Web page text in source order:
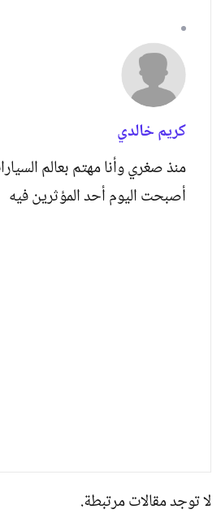
كريم خالدي
منذ صغري وأنا مهتم بعالم
أصبحت اليوم أحد المؤثرين فيه
لا توجد مقالات مرتبطة.